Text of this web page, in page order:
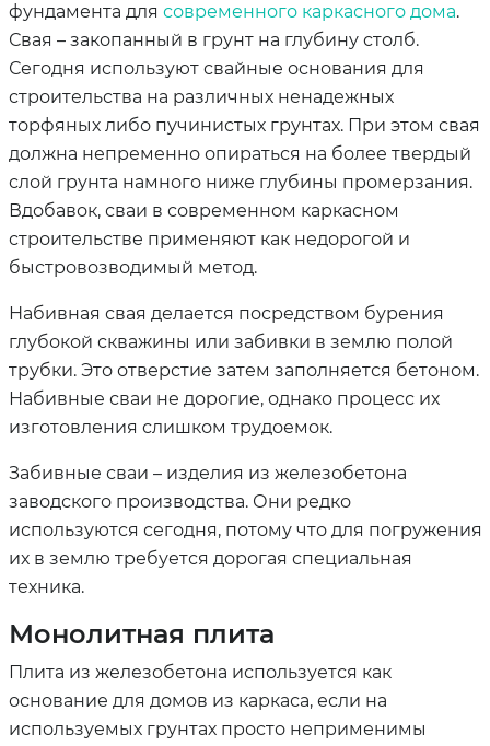
фундамента для современного каркасного дома.
Свая – закопанный в грунт на глубину столб.
Сегодня используют свайные основания для
строительства на различных ненадежных
торфяных либо пучинистых грунтах. При этом свая
должна непременно опираться на более твердый
слой грунта намного ниже глубины промерзания.
Вдобавок, сваи в современном каркасном
строительстве применяют как недорогой и
быстровозводимый метод.
Набивная свая делается посредством бурения
глубокой скважины или забивки в землю полой
трубки. Это отверстие затем заполняется бетоном.
Набивные сваи не дорогие, однако процесс их
изготовления слишком трудоемок.
Забивные сваи – изделия из железобетона
заводского производства. Они редко
используются сегодня, потому что для погружения
их в землю требуется дорогая специальная
техника.
Монолитная плита
Плита из железобетона используется как
основание для домов из каркаса, если на
используемых грунтах просто неприменимы